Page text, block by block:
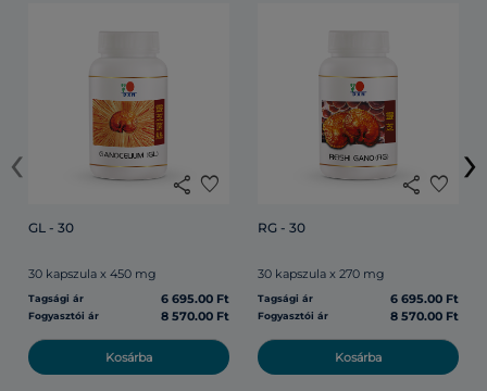
share favorite
GL - 30
30 kapszula x 450 mg
Tagsági ár 6 695.00 Ft
Fogyasztói ár 8 570.00 Ft
Kosárba
share favorite
RG - 30
30 kapszula x 270 mg
Tagsági ár 6 695.00 Ft
Fogyasztói ár 8 570.00 Ft
Kosárba
‹ ›